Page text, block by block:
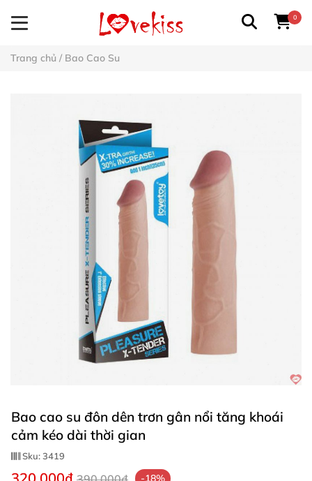
0
Trang chủ / Bao Cao Su
Bao cao su đôn dên trơn gân nổi tăng khoái
cảm kéo dài thời gian
Sku:3419
-18%